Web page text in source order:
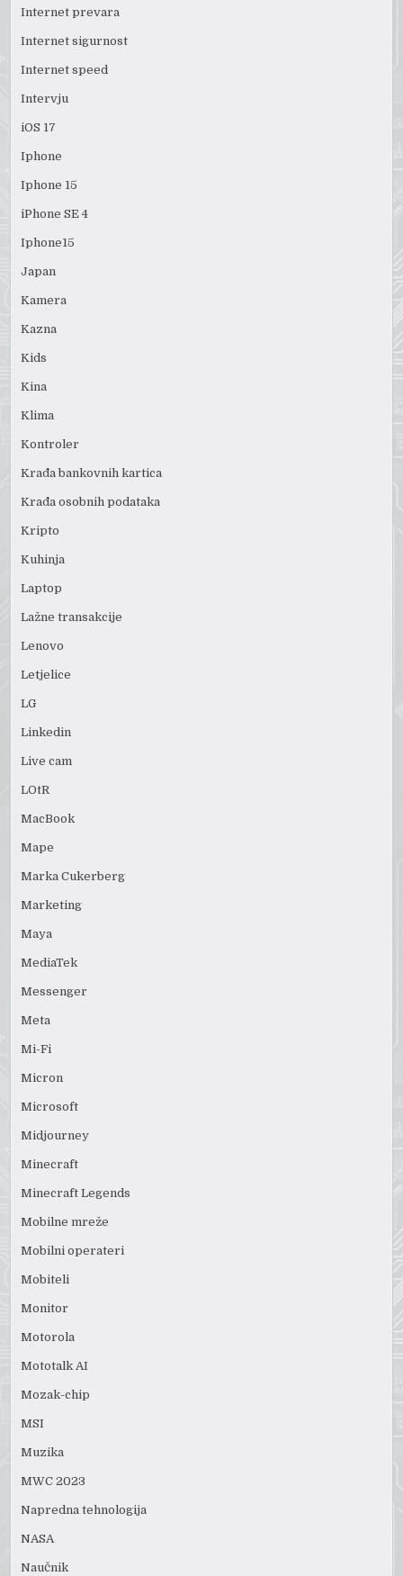
Internet prevara
Internet sigurnost
Internet speed
Intervju
iOS 17
Iphone
Iphone 15
iPhone SE 4
Iphone15
Japan
Kamera
Kazna
Kids
Kina
Klima
Kontroler
Krađa bankovnih kartica
Krađa osobnih podataka
Kripto
Kuhinja
Laptop
Lažne transakcije
Lenovo
Letjelice
LG
Linkedin
Live cam
LOtR
MacBook
Mape
Marka Cukerberg
Marketing
Maya
MediaTek
Messenger
Meta
Mi-Fi
Micron
Microsoft
Midjourney
Minecraft
Minecraft Legends
Mobilne mreže
Mobilni operateri
Mobiteli
Monitor
Motorola
Mototalk AI
Mozak-chip
MSI
Muzika
MWC 2023
Napredna tehnologija
NASA
Naučnik